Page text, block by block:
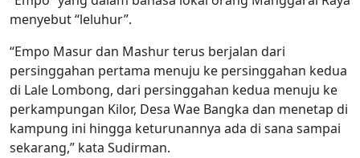
menyebut “leluhur”.
“Empo Masur dan Mashur terus berjalan dari
persinggahan pertama menuju ke persinggahan kedua
di Lale Lombong, dari persinggahan kedua menuju ke
perkampungan Kilor, Desa Wae Bangka dan menetap di
kampung ini hingga keturunannya ada di sana sampai
sekarang,” kata Sudirman.